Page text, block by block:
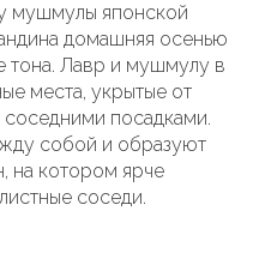
мушмулы японской
домашняя осенью
тона. Лавр и мушмулу в
места, укрытые от
посадками.
собой и образуют
на котором ярче
соседи.